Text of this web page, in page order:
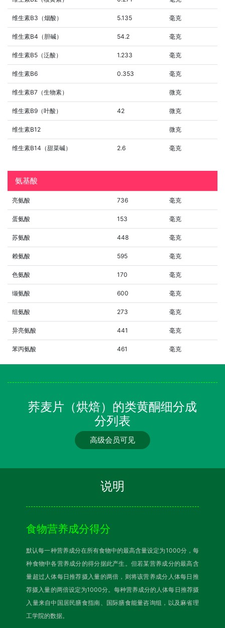
维生素B3（烟酸） 5.135 毫克
维生素B4（胆碱） 54.2 毫克
维生素B5（泛酸） 1.233 毫克
维生素B6 0.353 毫克
维生素B7（生物素） 微克
维生素B9（叶酸） 42 微克
维生素B12 微克
维生素B14（甜菜碱） 2.6 毫克
氨基酸
亮氨酸 736 毫克
蛋氨酸 153 毫克
苏氨酸 448 毫克
赖氨酸 595 毫克
色氨酸 170 毫克
缬氨酸 600 毫克
组氨酸 273 毫克
异亮氨酸 441 毫克
苯丙氨酸 461 毫克
荞麦片（烘焙）的类黄酮细分成
分列表
高级会员可见
说明
食物营养成分得分
默认每一种营养成分在所有食物中的最高含量设定为1000分，每
种食物中各营养成分的得分据此产生。但若某营养成分的最高含
量超过人体每日推荐摄入量的两倍，则将该营养成分人体每日推
荐摄入量的两倍设定为1000分。每种营养成分的人体每日推荐摄
入量来自中国居民膳食指南、国际膳食能量咨询组，以及麻省理
工学院的数据。